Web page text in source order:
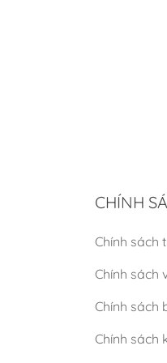
CHÍNH
Chính sách
Chính sách
Chính sách
Chính sách